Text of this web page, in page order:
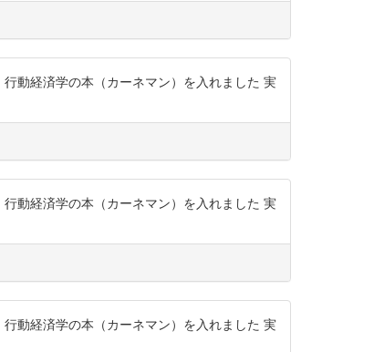
動経済学の本（カーネマン）を入れました 実
動経済学の本（カーネマン）を入れました 実
動経済学の本（カーネマン）を入れました 実